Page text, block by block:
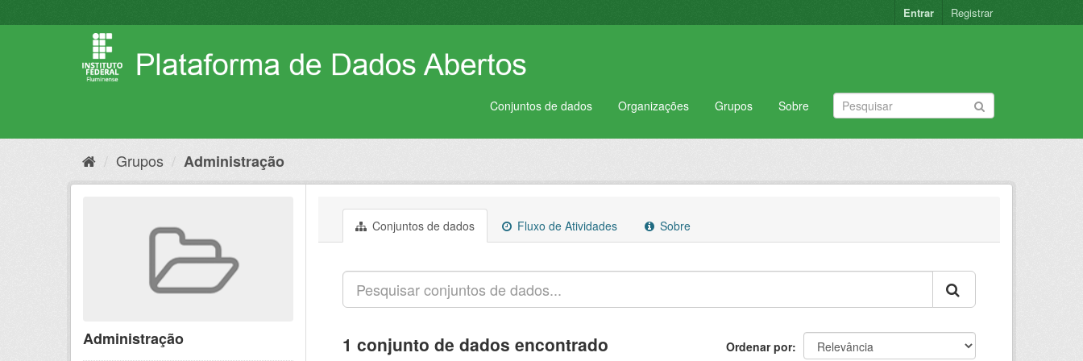
para
Entrar Registrar
Conjuntos de dados Organizações Grupos Sobre
Grupos Administração
Administração
Conjuntos de dados Fluxo de Atividades Sobre
Ordenar por
1 conjunto de dados encontrado